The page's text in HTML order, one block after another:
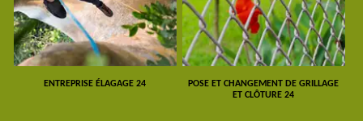
ENTREPRISE ÉLAGAGE 24
POSE ET CHANGEMENT DE GRILLAGE
ET CLÔTURE 24